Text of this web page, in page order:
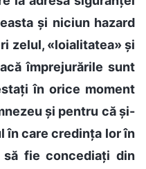
și niciun hazard
zelul, «loialitatea» și
împrejurările sunt
în orice moment
și pentru că și-
în care credința lor în
să fie concediați din